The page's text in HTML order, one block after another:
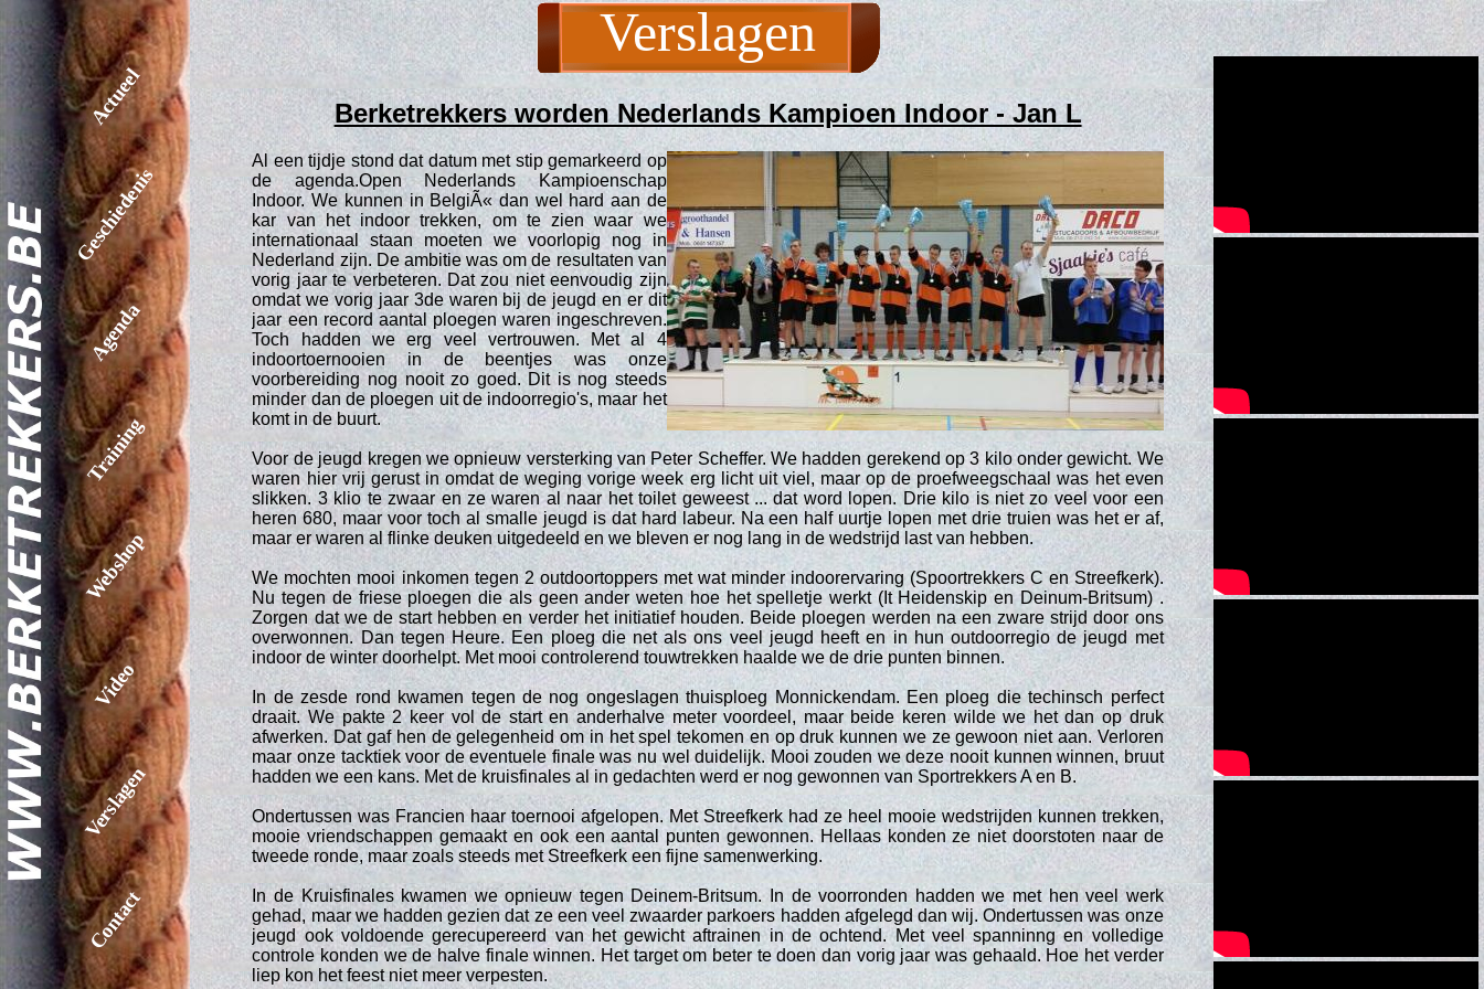
Actueel
Geschiedenis
Agenda
Training
Webshop
Video
Verslagen
Contact
Verslagen
Berketrekkers worden Nederlands Kampioen Indoor - Jan L
Al een tijdje stond dat datum met stip gemarkeerd op
de agenda.Open Nederlands Kampioenschap
Indoor. We kunnen in BelgiÃ« dan wel hard aan de
kar van het indoor trekken, om te zien waar we
internationaal staan moeten we voorlopig nog in
Nederland zijn. De ambitie was om de resultaten van
vorig jaar te verbeteren. Dat zou niet eenvoudig zijn
omdat we vorig jaar 3de waren bij de jeugd en er dit
jaar een record aantal ploegen waren ingeschreven.
Toch hadden we erg veel vertrouwen. Met al 4
indoortoernooien in de beentjes was onze
voorbereiding nog nooit zo goed. Dit is nog steeds
minder dan de ploegen uit de indoorregio's, maar het
komt in de buurt.
Voor de jeugd kregen we opnieuw versterking van Peter Scheffer. We hadden gerekend op 3 kilo onder gewicht. We
waren hier vrij gerust in omdat de weging vorige week erg licht uit viel, maar op de proefweegschaal was het even
slikken. 3 klio te zwaar en ze waren al naar het toilet geweest ... dat word lopen. Drie kilo is niet zo veel voor een
heren 680, maar voor toch al smalle jeugd is dat hard labeur. Na een half uurtje lopen met drie truien was het er af,
maar er waren al flinke deuken uitgedeeld en we bleven er nog lang in de wedstrijd last van hebben.
We mochten mooi inkomen tegen 2 outdoortoppers met wat minder indoorervaring (Spoortrekkers C en Streefkerk).
Nu tegen de friese ploegen die als geen ander weten hoe het spelletje werkt (It Heidenskip en Deinum-Britsum) .
Zorgen dat we de start hebben en verder het initiatief houden. Beide ploegen werden na een zware strijd door ons
overwonnen. Dan tegen Heure. Een ploeg die net als ons veel jeugd heeft en in hun outdoorregio de jeugd met
indoor de winter doorhelpt. Met mooi controlerend touwtrekken haalde we de drie punten binnen.
In de zesde rond kwamen tegen de nog ongeslagen thuisploeg Monnickendam. Een ploeg die techinsch perfect
draait. We pakte 2 keer vol de start en anderhalve meter voordeel, maar beide keren wilde we het dan op druk
afwerken. Dat gaf hen de gelegenheid om in het spel tekomen en op druk kunnen we ze gewoon niet aan. Verloren
maar onze tacktiek voor de eventuele finale was nu wel duidelijk. Mooi zouden we deze nooit kunnen winnen, bruut
hadden we een kans. Met de kruisfinales al in gedachten werd er nog gewonnen van Sportrekkers A en B.
Ondertussen was Francien haar toernooi afgelopen. Met Streefkerk had ze heel mooie wedstrijden kunnen trekken,
mooie vriendschappen gemaakt en ook een aantal punten gewonnen. Hellaas konden ze niet doorstoten naar de
tweede ronde, maar zoals steeds met Streefkerk een fijne samenwerking.
In de Kruisfinales kwamen we opnieuw tegen Deinem-Britsum. In de voorronden hadden we met hen veel werk
gehad, maar we hadden gezien dat ze een veel zwaarder parkoers hadden afgelegd dan wij. Ondertussen was onze
jeugd ook voldoende gerecupereerd van het gewicht aftrainen in de ochtend. Met veel spanninng en volledige
controle konden we de halve finale winnen. Het target om beter te doen dan vorig jaar was gehaald. Hoe het verder
liep kon het feest niet meer verpesten.